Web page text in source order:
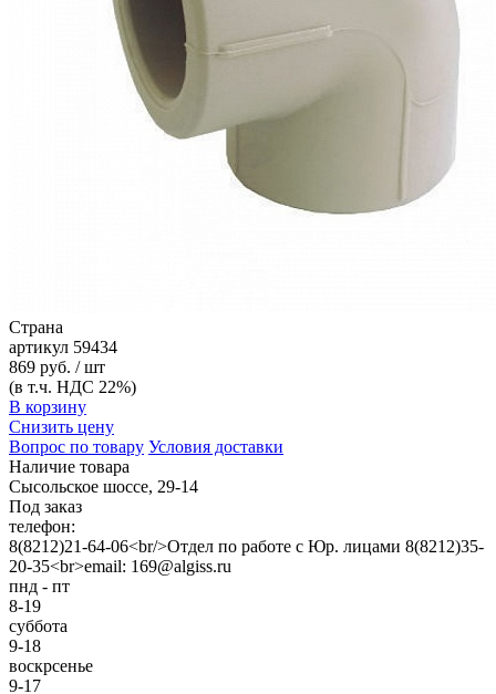
Страна
артикул 59434
869 руб. / шт
(в т.ч. НДС 22%)
В корзину
Снизить цену
Вопрос по товару Условия доставки
Наличие товара
Сысольское шоссе, 29-14
Под заказ
телефон:
8(8212)21-64-06<br/>Отдел по работе с Юр. лицами 8(8212)35-
20-35<br>email: 169@algiss.ru
пнд - пт
8-19
суббота
9-18
воскрсенье
9-17